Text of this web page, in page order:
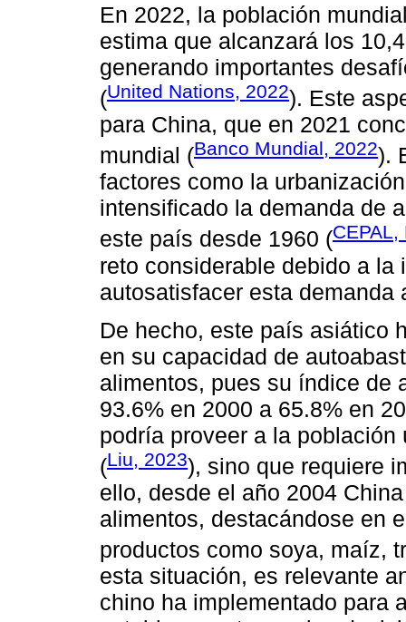
En 2022, la población
estima que alcanzará los
generando importantes
(United Nations, 2022). Este
para China, que en 2021
mundial (Banco Mundial, 2022).
factores como la
intensificado la demanda de
este país desde 1960 (CEPAL,
reto considerable debido a la
autosatisfacer esta demanda
De hecho, este país asiático
en su capacidad de
alimentos, pues su índice de
93.6% en 2000 a 65.8% en
podría proveer a la
(Liu, 2023), sino que requiere
ello, desde el año 2004
alimentos, destacándose en
productos como soya, maíz,
esta situación, es relevante
chino ha implementado para